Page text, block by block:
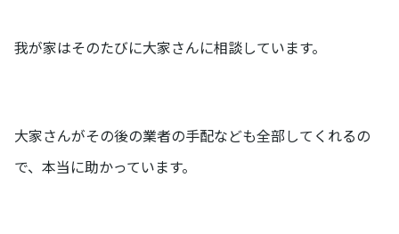
我が家はそのたびに大家さんに相談しています。
大家さんがその後の業者の手配なども全部してくれるの
で、本当に助かっています。